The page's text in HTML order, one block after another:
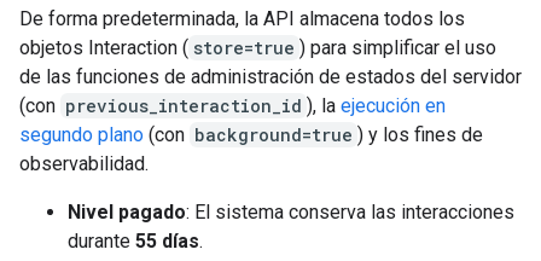
De forma predeterminada, la API almacena todos los
objetos Interaction ( store=true ) para simplificar el uso
de las funciones de administración de estados del servidor
(con previous_interaction_id ), la ejecución en
segundo plano (con background=true ) y los fines de
observabilidad.
Nivel pagado: El sistema conserva las interacciones
durante 55 días.